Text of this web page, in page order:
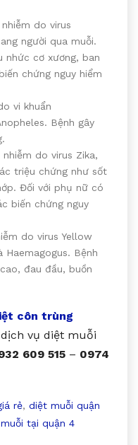
do virus
người qua muỗi.
nhức cơ xương, ban
chứng nguy hiểm
vi khuẩn
Bệnh gây
do virus Zika,
triệu chứng như sốt
Đối với phụ nữ có
biến chứng nguy
do virus Yellow
Haemagogus. Bệnh
đau đầu, buồn
côn trùng
vụ diệt muỗi
609 515 – 0974
rẻ, diệt muỗi quận
tại quận 4